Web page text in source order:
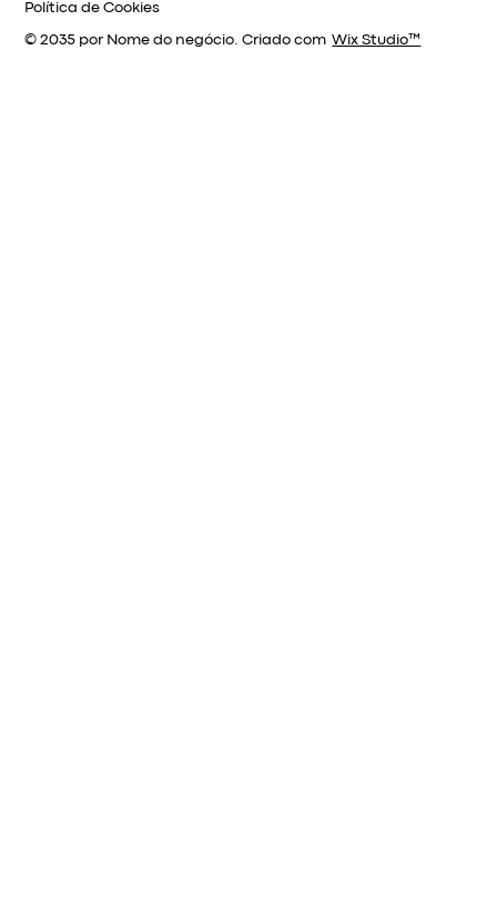
Política de Cookies
© 2035 por Nome do negócio. Criado comWix Studio™